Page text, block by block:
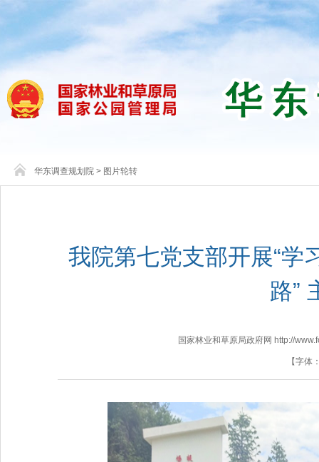
华东调查规划院 > 图片轮转
我院第七党支部开展“学
路”
国家林业和草原局政府网 http://
【字体